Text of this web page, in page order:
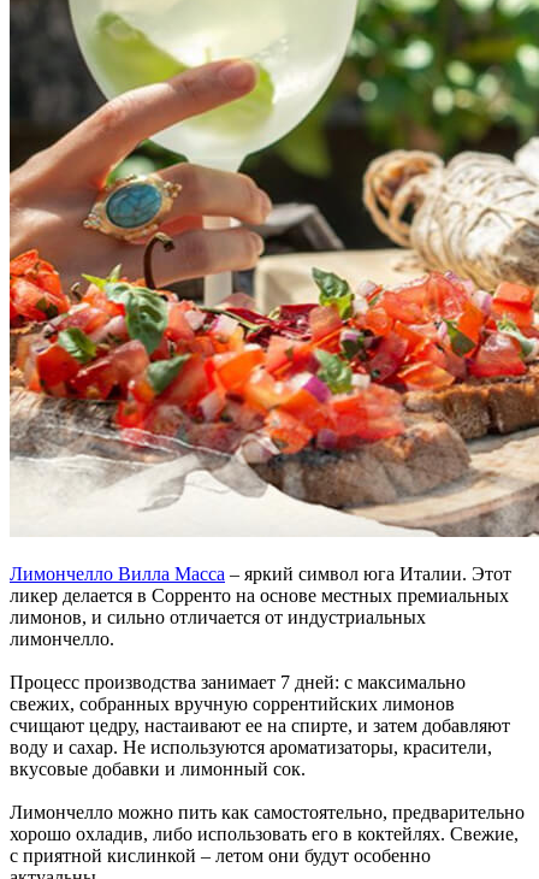
Лимончелло Вилла Масса – яркий символ юга Италии. Этот
ликер делается в Сорренто на основе местных премиальных
лимонов, и сильно отличается от индустриальных
лимончелло.
Процесс производства занимает 7 дней: с максимально
свежих, собранных вручную соррентийских лимонов
счищают цедру, настаивают ее на спирте, и затем добавляют
воду и сахар. Не используются ароматизаторы, красители,
вкусовые добавки и лимонный сок.
Лимончелло можно пить как самостоятельно, предварительно
хорошо охладив, либо использовать его в коктейлях. Свежие,
с приятной кислинкой – летом они будут особенно